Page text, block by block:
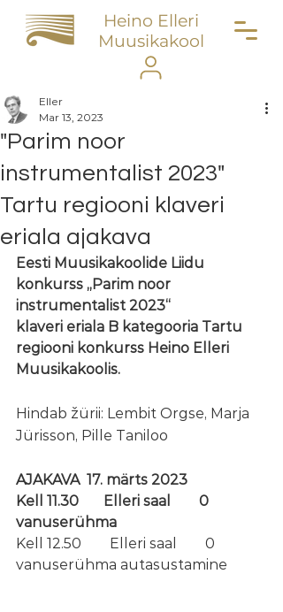
Heino Elleri
Muusikakool
"Parim noor
instrumentalist 2023"
Tartu regiooni klaveri
eriala ajakava
Eller
Mar 13, 2023
Eesti Muusikakoolide Liidu
konkurss „Parim noor
instrumentalist 2023“
klaveri eriala B kategooria Tartu
regiooni konkurss Heino Elleri
Muusikakoolis.
Hindab žürii: Lembit Orgse, Marja
Jürisson, Pille Taniloo
AJAKAVA  17. märts 2023
Kell 11.30       Elleri saal        0
vanuserühma
Kell 12.50        Elleri saal        0
vanuserühma autasustamine